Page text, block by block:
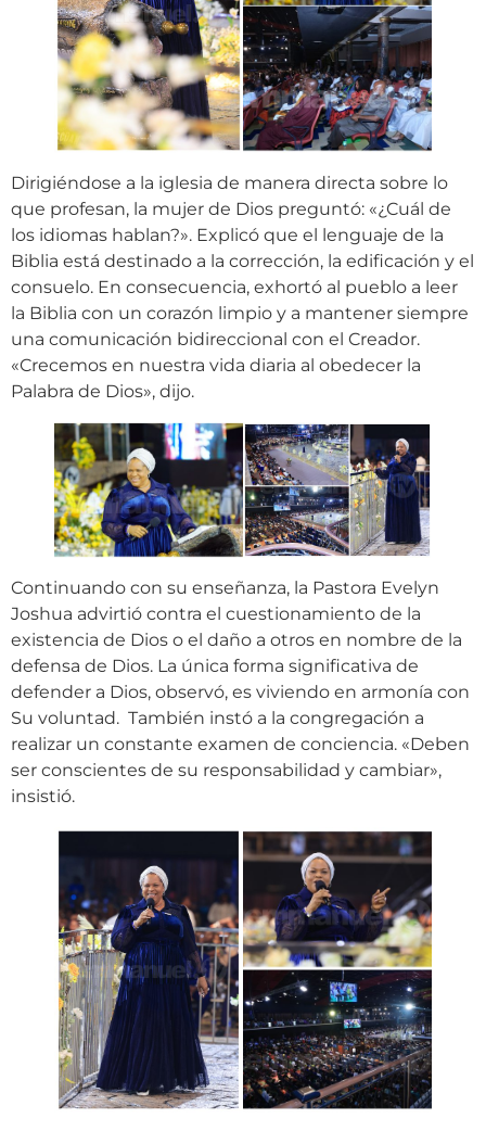
Dirigiéndose a la iglesia de manera directa sobre lo
que profesan, la mujer de Dios preguntó: «¿Cuál de
los idiomas hablan?». Explicó que el lenguaje de la
Biblia está destinado a la corrección, la edificación y el
consuelo. En consecuencia, exhortó al pueblo a leer
la Biblia con un corazón limpio y a mantener siempre
una comunicación bidireccional con el Creador.
«Crecemos en nuestra vida diaria al obedecer la
Palabra de Dios», dijo.
Continuando con su enseñanza, la Pastora Evelyn
Joshua advirtió contra el cuestionamiento de la
existencia de Dios o el daño a otros en nombre de la
defensa de Dios. La única forma significativa de
defender a Dios, observó, es viviendo en armonía con
Su voluntad. También instó a la congregación a
realizar un constante examen de conciencia. «Deben
ser conscientes de su responsabilidad y cambiar»,
insistió.